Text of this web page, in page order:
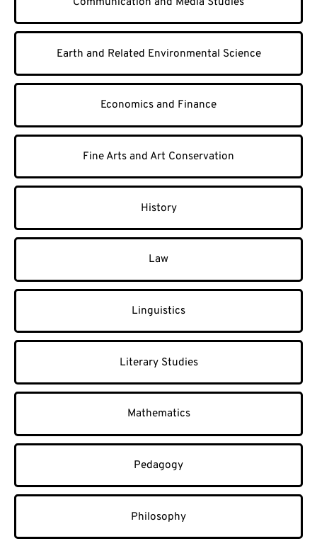
Earth and Related Environmental Science
Economics and Finance
Fine Arts and Art Conservation
History
Law
Linguistics
Literary Studies
Mathematics
Pedagogy
Philosophy